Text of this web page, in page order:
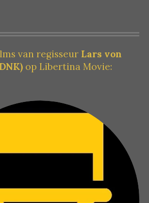
van regisseur Lars von
op Libertina Movie: